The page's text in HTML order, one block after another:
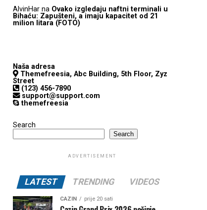
AlvinHar na Ovako izgledaju naftni terminali u
Bihaću: Zapušteni, a imaju kapacitet od 21
milion litara (FOTO)
Naša adresa
Themefreesia, Abc Building, 5th Floor, Zyz
Street
(123) 456-7890
support@support.com
themefreesia
Search
Search
ADVERTISEMENT
LATEST TRENDING VIDEOS
CAZIN prije 20 sati